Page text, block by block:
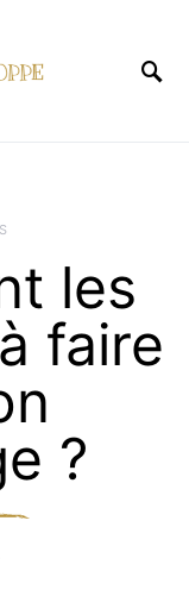
les
faire
?